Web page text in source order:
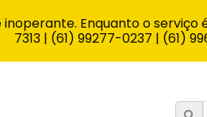
Enquanto o serviço
7313 | (61) 99277-0237 | (61)